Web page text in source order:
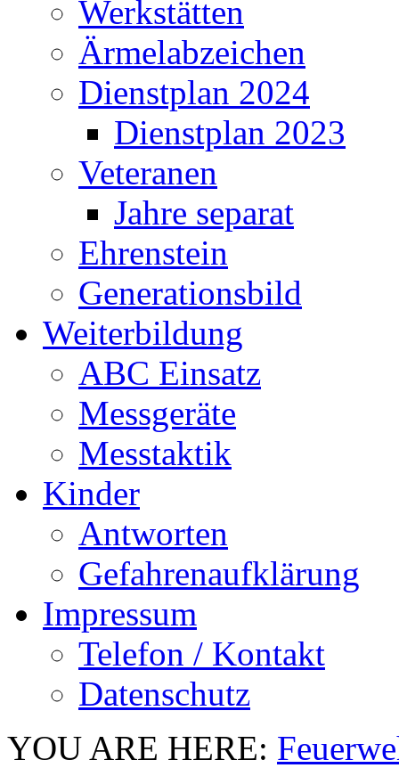
Werkstätten
Ärmelabzeichen
Dienstplan 2024
Dienstplan 2023
Veteranen
Jahre separat
Ehrenstein
Generationsbild
Weiterbildung
ABC Einsatz
Messgeräte
Messtaktik
Kinder
Antworten
Gefahrenaufklärung
Impressum
Telefon / Kontakt
Datenschutz
YOU ARE HERE: